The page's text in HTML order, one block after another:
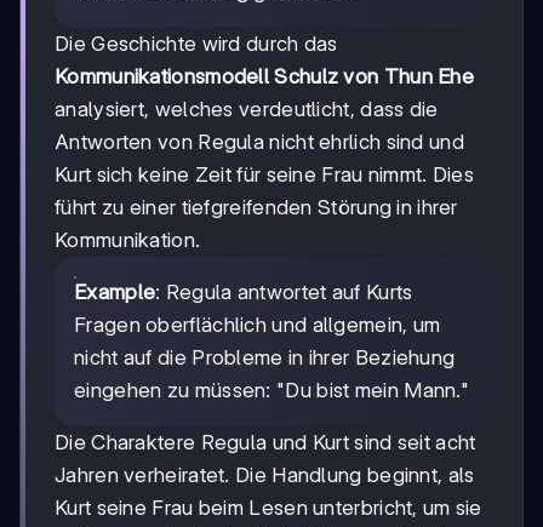
Die Geschichte wird durch das
Kommunikationsmodell Schulz von Thun Ehe
analysiert, welches verdeutlicht, dass die
Antworten von Regula nicht ehrlich sind und
Kurt sich keine Zeit für seine Frau nimmt. Dies
führt zu einer tiefgreifenden Störung in ihrer
Kommunikation.
Example: Regula antwortet auf Kurts
Fragen oberflächlich und allgemein, um
nicht auf die Probleme in ihrer Beziehung
eingehen zu müssen: "Du bist mein Mann."
Die Charaktere Regula und Kurt sind seit acht
Jahren verheiratet. Die Handlung beginnt, als
Kurt seine Frau beim Lesen unterbricht, um sie